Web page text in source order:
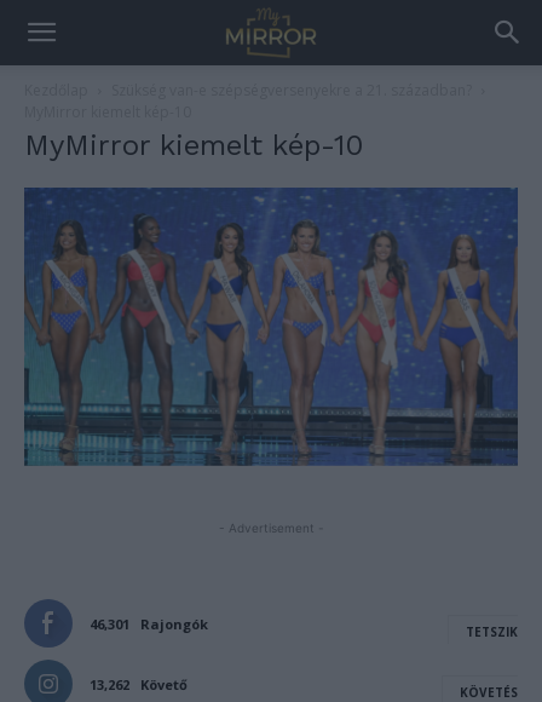
MyMirror kiemelt kép-10
- Advertisement -
46,301 Rajongók TETSZIK
13,262 Követő KÖVETÉS